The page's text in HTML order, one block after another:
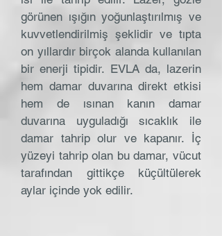
görünen ışığın yoğunlaştırılmış ve
kuvvetlendirilmiş şeklidir ve tıpta
on yıllardır birçok alanda kullanılan
bir enerji tipidir. EVLA da, lazerin
hem damar duvarına direkt etkisi
hem de ısınan kanın damar
duvarına uyguladığı sıcaklık ile
damar tahrip olur ve kapanır. İç
yüzeyi tahrip olan bu damar, vücut
tarafından gittikçe küçültülerek
aylar içinde yok edilir.